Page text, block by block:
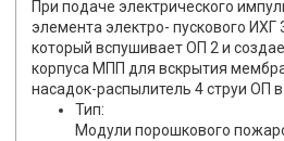
При подаче электрического
элемента электро- пускового ИХГ
который вспушивает ОП 2 и
корпуса МПП для вскрытия
насадок-распылитель 4 струи ОП
Тип:
Модули порошкового